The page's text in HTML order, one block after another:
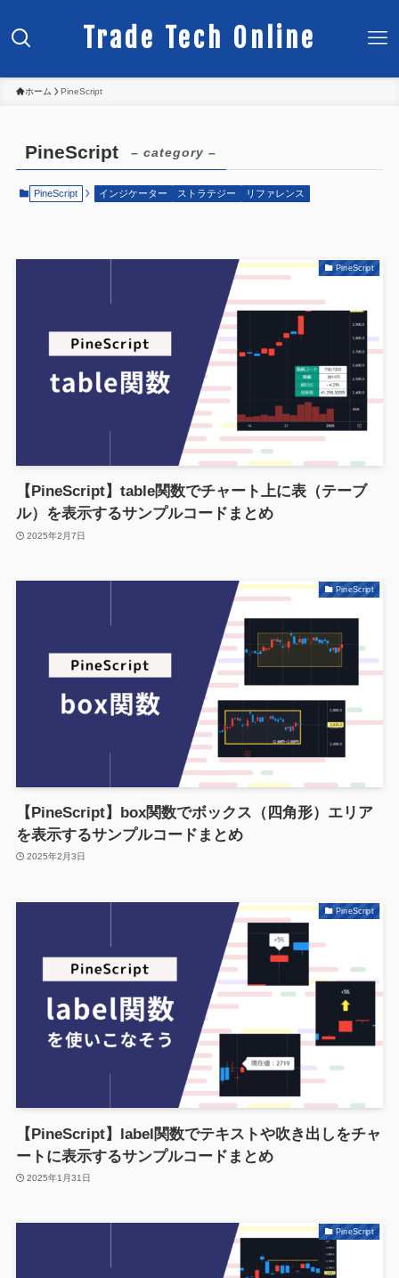
Trade Tech Online
ホーム PineScript
PineScript – category –
PineScript インジケーター ストラテジー リファレンス
PineScript
【PineScript】table関数でチャート上に表（テーブ
ル）を表示するサンプルコードまとめ
2025年2月7日
PineScript
【PineScript】box関数でボックス（四角形）エリア
を表示するサンプルコードまとめ
2025年2月3日
PineScript
【PineScript】label関数でテキストや吹き出しをチャ
ートに表示するサンプルコードまとめ
2025年1月31日
PineScript